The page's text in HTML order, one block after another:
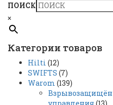
ПОИСК
×
Категории товаров
Hilti (12)
SWIFTS (7)
Warom (139)